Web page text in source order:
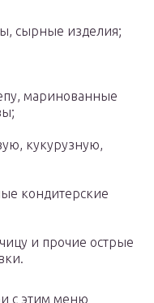
сырные изделия;
маринованные
кукурузную,
кондитерские
и прочие острые
с этим меню